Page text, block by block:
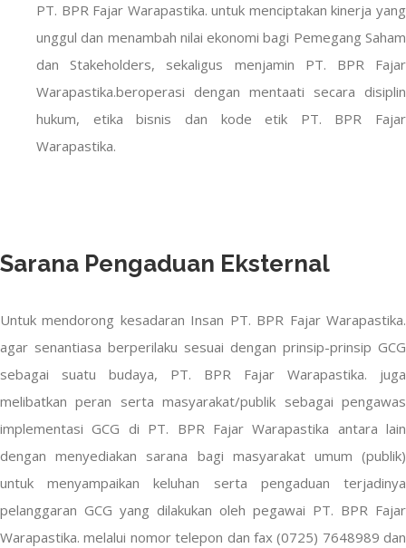
PT. BPR Fajar Warapastika. untuk menciptakan kinerja yang
unggul dan menambah nilai ekonomi bagi Pemegang Saham
dan Stakeholders, sekaligus menjamin PT. BPR Fajar
Warapastika.beroperasi dengan mentaati secara disiplin
hukum, etika bisnis dan kode etik PT. BPR Fajar
Warapastika.
Sarana Pengaduan Eksternal
Untuk mendorong kesadaran Insan PT. BPR Fajar Warapastika.
agar senantiasa berperilaku sesuai dengan prinsip-prinsip GCG
sebagai suatu budaya, PT. BPR Fajar Warapastika. juga
melibatkan peran serta masyarakat/publik sebagai pengawas
implementasi GCG di PT. BPR Fajar Warapastika antara lain
dengan menyediakan sarana bagi masyarakat umum (publik)
untuk menyampaikan keluhan serta pengaduan terjadinya
pelanggaran GCG yang dilakukan oleh pegawai PT. BPR Fajar
Warapastika. melalui nomor telepon dan fax (0725) 7648989 dan